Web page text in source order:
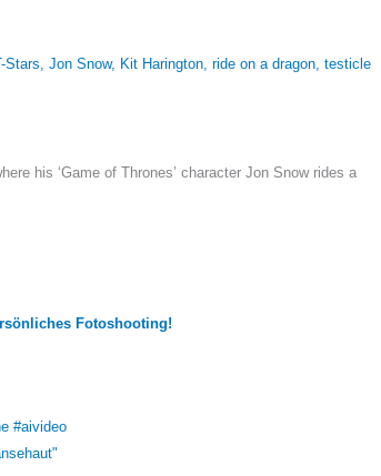
Stars, Jon Snow, Kit Harington, ride on a dragon, testicle
his ‘Game of Thrones’ character Jon Snow rides a
Fotoshooting!
#aivideo